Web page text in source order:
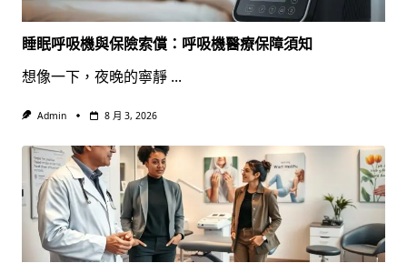
睡眠呼吸機與保險索償：呼吸機醫療保障須知
想像一下，夜晚的寧靜 ...
Admin 8 月 3, 2026